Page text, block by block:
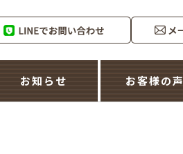
お知らせ お客様の声